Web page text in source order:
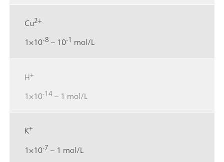
Cu2+
1×10-8 – 10-1 mol/L
H+
1×10-14 – 1 mol/L
K+
1×10-7 – 1 mol/L